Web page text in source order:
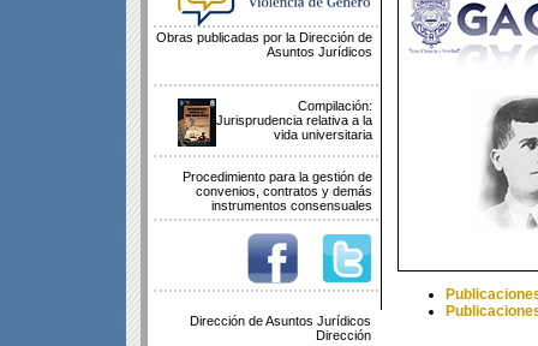
Obras publicadas por la Dirección de
Asuntos Jurídicos
Compilación:
Jurisprudencia relativa a la
vida universitaria
Procedimiento para la gestión de
convenios, contratos y demás
instrumentos consensuales
Dirección de Asuntos Jurídicos
Dirección